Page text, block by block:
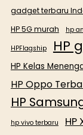
gadget terbaru
HP 5G murah hp
HPFlagship HP
HP Kelas
HP Oppo
HP
hp vivo terbaru HP